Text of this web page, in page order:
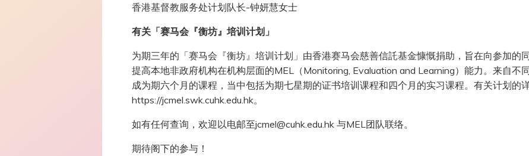
香港基督教服务处计划队长-钟妍慧女士
有关「赛马会『衡坊』培训计划」
为期三年的「赛马会『衡坊』培训计划」由香港赛马会慈善信託基金慷慨捐助，旨在向参加的
提高本地非政府机构在机构层面的MEL（Monitoring, Evaluation and Learning）能力。来自不
成为期六个月的课程，当中包括为期七星期的证书培训课程和四个月的实习课程。有关计划的
https://jcmel.swk.cuhk.edu.hk。
如有任何查询，欢迎以电邮至jcmel@cuhk.edu.hk 与MEL团队联络。
期待阁下的参与！